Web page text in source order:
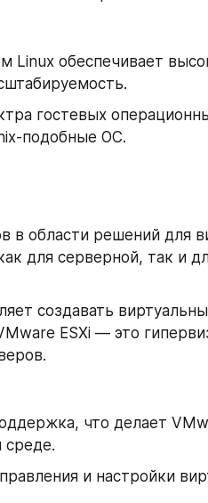
Linux обеспечивает
гостевых
подобные ОС.
в области решений для
для серверной, так и
создавать
ESXi — это
что делает
среде.
и настройки